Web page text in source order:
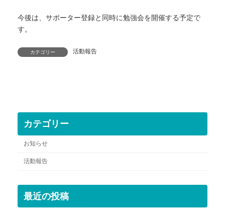
今後は、サポーター登録と同時に勉強会を開催する予定で
す。
カテゴリー 活動報告
カテゴリー
お知らせ
活動報告
最近の投稿